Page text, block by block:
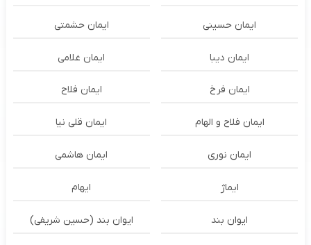
ایمان حسینی ایمان حشمتی
ایمان دیبا ایمان غلامی
ایمان فرخ ایمان فلاح
ایمان فلاح و الهام ایمان قلی نیا
ایمان نوری ایمان هاشمی
ایماژ ایهام
ایوان بند ایوان بند (حسین شریفی)